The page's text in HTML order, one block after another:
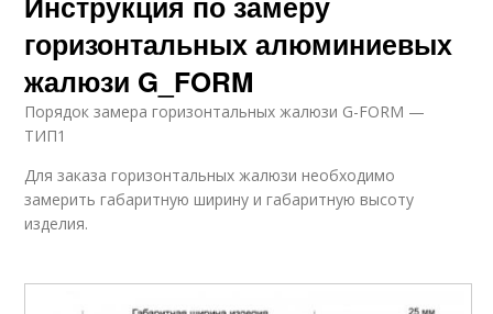
горизонтальных алюминиевых
жалюзи G_FORM
Порядок замера горизонтальных жалюзи G-FORM —
ТИП1
Для заказа горизонтальных жалюзи необходимо
замерить габаритную ширину и габаритную высоту
изделия.